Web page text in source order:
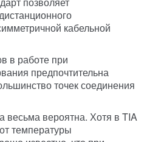
кабельной
в работе при
предпочтительна
точек соединения
весьма вероятна. Хотя в TIA
температуры